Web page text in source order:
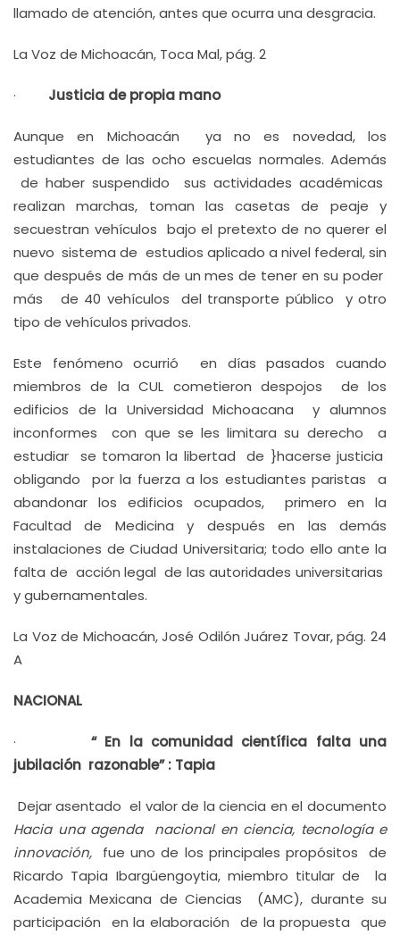
llamado de atención, antes que ocurra una desgracia.
La Voz de Michoacán, Toca Mal, pág. 2
· Justicia de propia mano
Aunque en Michoacán ya no es novedad, los
estudiantes de las ocho escuelas normales. Además
de haber suspendido sus actividades académicas
realizan marchas, toman las casetas de peaje y
secuestran vehículos bajo el pretexto de no querer el
nuevo sistema de estudios aplicado a nivel federal, sin
que después de más de un mes de tener en su poder
más de 40 vehículos del transporte público y otro
tipo de vehículos privados.
Este fenómeno ocurrió en días pasados cuando
miembros de la CUL cometieron despojos de los
edificios de la Universidad Michoacana y alumnos
inconformes con que se les limitara su derecho a
estudiar se tomaron la libertad de }hacerse justicia
obligando por la fuerza a los estudiantes paristas a
abandonar los edificios ocupados, primero en la
Facultad de Medicina y después en las demás
instalaciones de Ciudad Universitaria; todo ello ante la
falta de acción legal de las autoridades universitarias
y gubernamentales.
La Voz de Michoacán, José Odilón Juárez Tovar, pág. 24
A
NACIONAL
· “ En la comunidad científica falta una
jubilación razonable” : Tapia
Dejar asentado el valor de la ciencia en el documento
Hacia una agenda nacional en ciencia, tecnología e
innovación, fue uno de los principales propósitos de
Ricardo Tapia Ibargüengoytia, miembro titular de la
Academia Mexicana de Ciencias (AMC), durante su
participación en la elaboración de la propuesta que